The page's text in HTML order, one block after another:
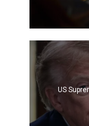
US